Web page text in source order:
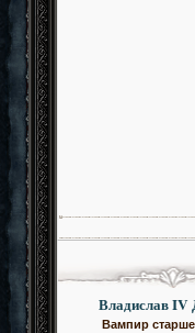
Владислав IV
Вампир